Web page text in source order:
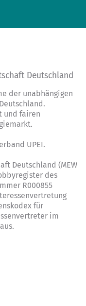
Deutschland
der unabhängigen
und fairen
UPEI.
Deutschland (MEW
des
R000855
für
im
aus.